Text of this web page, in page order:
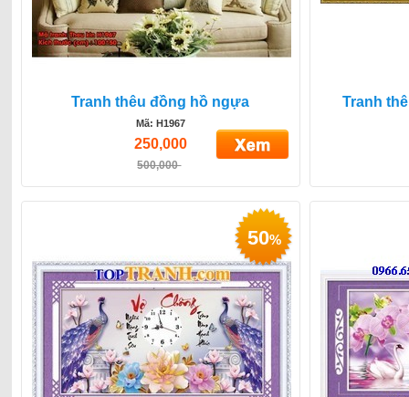
Tranh thêu đồng hồ ngựa
Mã: H1967
250,000
500,000
Tranh
50%